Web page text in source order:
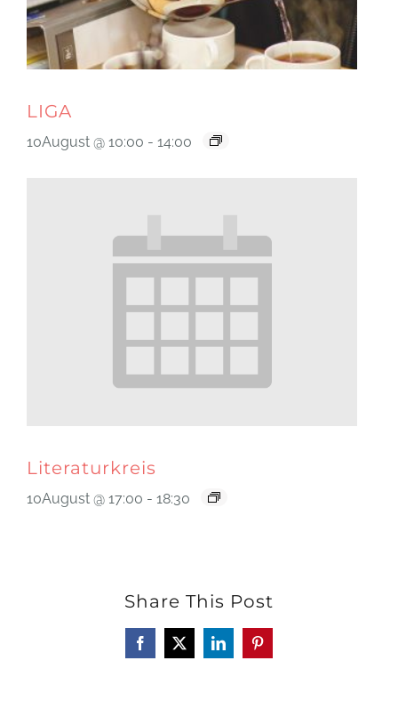
LIGA
10August @ 10:00 - 14:00
Literaturkreis
10August @ 17:00 - 18:30
Share This Post
Facebook
X LinkedInPinterest